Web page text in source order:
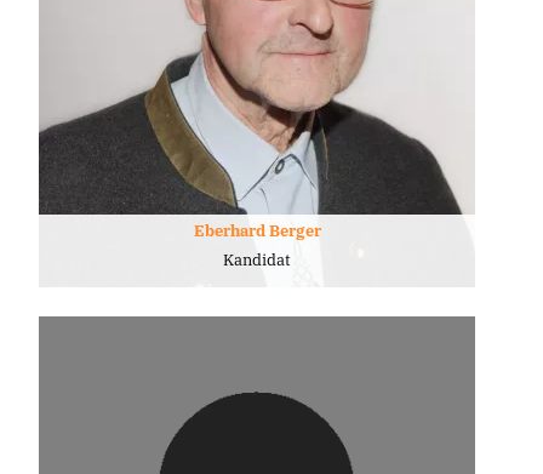
Eberhard Berger
Kandidat